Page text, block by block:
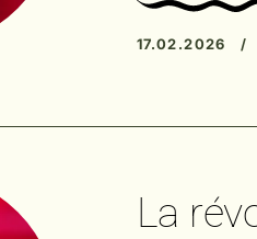
17.02.2026 /
La